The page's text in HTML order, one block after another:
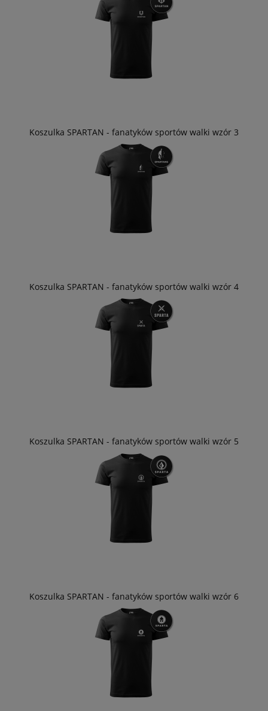
Koszulka SPARTAN - fanatyków sportów walki wzór 3
Koszulka SPARTAN - fanatyków sportów walki wzór 4
Koszulka SPARTAN - fanatyków sportów walki wzór 5
Koszulka SPARTAN - fanatyków sportów walki wzór 6